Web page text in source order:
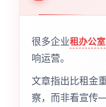
很多企业租办公室
响运营。
文章指出比租金
察，而非看宣传